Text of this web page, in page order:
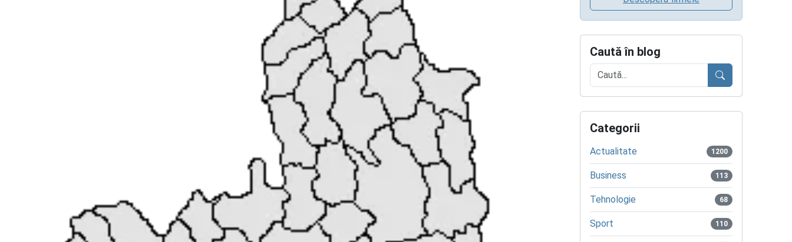
Caută în blog
Caută
Categorii
Actualitate 1200
Business 113
Tehnologie 68
Sport 110